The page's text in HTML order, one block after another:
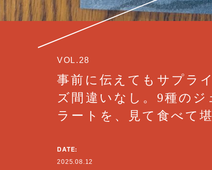
VOL.28
事前に伝えてもサプライ
ズ間違いなし。9種のジ
ラートを、見て食べて
DATE:
2025.08.12